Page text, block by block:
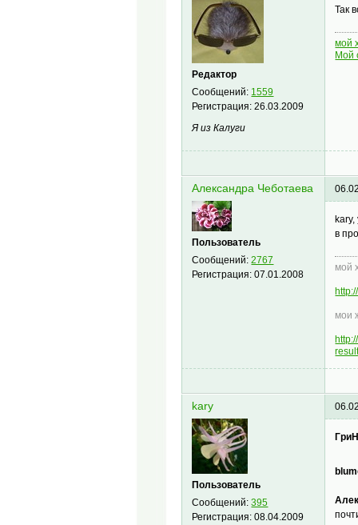
Редактор
Сообщений: 1559
Регистрация:26.03.2009
Я из Калуги
Так
мой
Мой
Александра Чеботаева
Пользователь
Сообщений:2767
Регистрация:07.01.2008
kary,
в
мой
мои
kary
Пользователь
Сообщений:395
Регистрация:08.04.2009